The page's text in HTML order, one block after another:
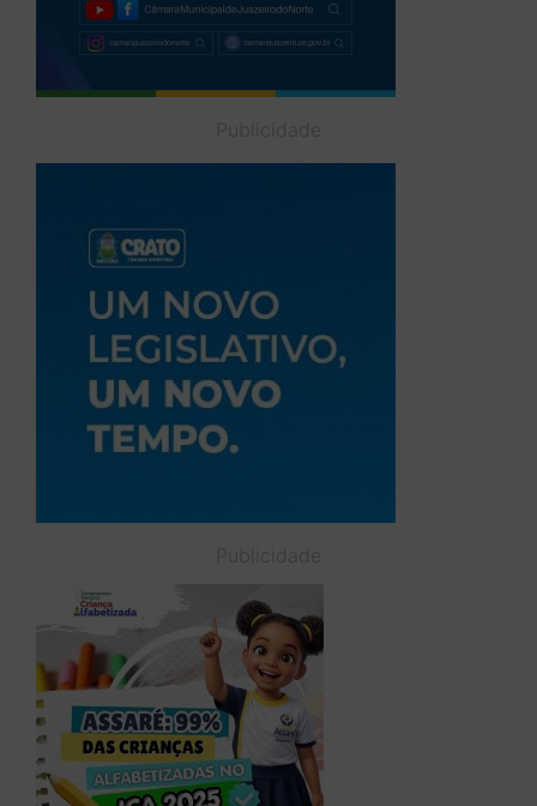
Publicidade
Publicidade